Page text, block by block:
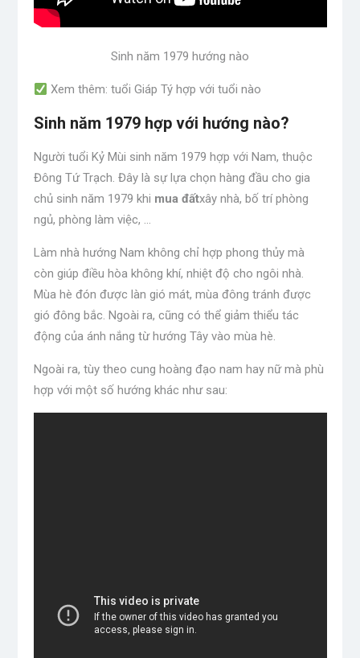
Sinh năm 1979 hướng nào
Xem thêm: tuổi Giáp Tý hợp với tuổi nào
Sinh năm 1979 hợp với hướng nào?
Người tuổi Kỷ Mùi sinh năm 1979 hợp với Nam, thuộc
Đông Tứ Trạch. Đây là sự lựa chọn hàng đầu cho gia
chủ sinh năm 1979 khi mua đấtxây nhà, bố trí phòng
ngủ, phòng làm việc, …
Làm nhà hướng Nam không chỉ hợp phong thủy mà
còn giúp điều hòa không khí, nhiệt độ cho ngôi nhà.
Mùa hè đón được làn gió mát, mùa đông tránh được
gió đông bắc. Ngoài ra, cũng có thể giảm thiểu tác
động của ánh nắng từ hướng Tây vào mùa hè.
Ngoài ra, tùy theo cung hoàng đạo nam hay nữ mà phù
hợp với một số hướng khác như sau: